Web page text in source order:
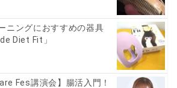
ニングにおすすめの器具
Diet Fit」
Fes講演会】腸活入門！